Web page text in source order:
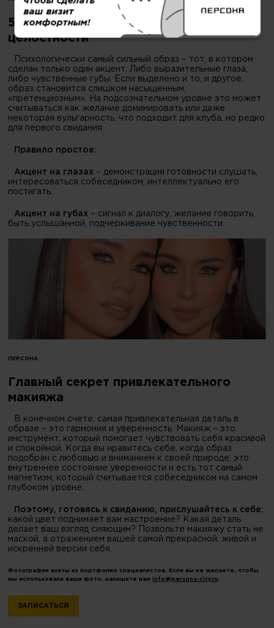
5. Акцент на одном: правило
целостности
Психологически самый сильный образ – тот, в котором
сделан только один акцент. Либо выразительные глаза,
либо чувственные губы. Если выделено и то, и другое,
образ становится слишком насыщенным,
«претенциозным». На подсознательном уровне это может
считываться как желание доминировать или даже
некоторая вульгарность, что подходит для клуба, но редко
для первого свидания.
Правило простое:
Акцент на глазах – демонстрация готовности слушать,
интересоваться собеседником, интеллектуально его
постигать.
Акцент на губах – сигнал к диалогу, желание говорить,
быть услышанной, подчеркивание чувственности.
ПЕРСОНА
Главный секрет привлекательного
макияжа
В конечном счете, самая привлекательная деталь в
образе – это гармония и уверенность. Макияж – это
инструмент, который помогает чувствовать себя красивой
и спокойной. Когда вы нравитесь себе, когда образ
подобран с любовью и вниманием к своей природе, это
внутреннее состояние уверенности и есть тот самый
магнетизм, который считывается собеседником на самом
глубоком уровне.
Поэтому, готовясь к свиданию, прислушайтесь к себе:
какой цвет поднимает вам настроение? Какая деталь
делает ваш взгляд сияющим? Позвольте макияжу стать не
маской, а отражением вашей самой прекрасной, живой и
искренней версии себя.
Фотографии взяты из портфолио специалистов. Если вы не желаете, чтобы
мы использовали ваши фото, напишите нам info@persona-city.ru
ЗАПИСАТЬСЯ
ваш визит
комфортным!